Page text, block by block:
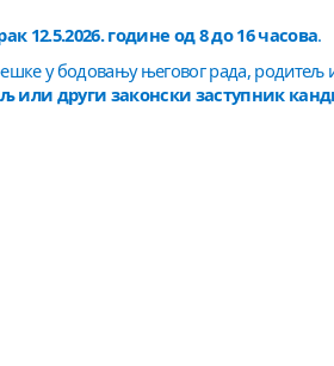
12.5.2026. године од 8 до 16 часова.
у бодовању његовог рада, родитељ
или други законски заступник